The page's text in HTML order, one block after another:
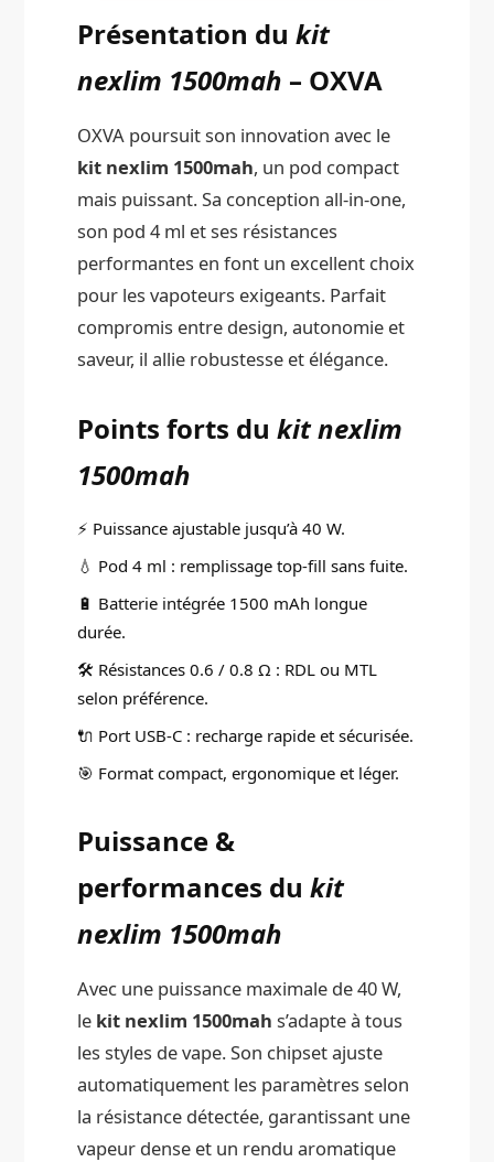
Présentation dukit
nexlim 1500mah – OXVA
OXVA poursuit son innovation avec le
kit nexlim 1500mah, un pod compact
mais puissant. Sa conception all-in-one,
son pod 4 ml et ses résistances
performantes en font un excellent choix
pour les vapoteurs exigeants. Parfait
compromis entre design, autonomie et
saveur, il allie robustesse et élégance.
Points forts dukit nexlim
1500mah
⚡ Puissance ajustable jusqu’à 40 W.
💧 Pod 4 ml : remplissage top-fill sans fuite.
🔋 Batterie intégrée 1500 mAh longue
durée.
🛠️ Résistances 0.6 / 0.8 Ω : RDL ou MTL
selon préférence.
🔌 Port USB-C : recharge rapide et sécurisée.
🎯 Format compact, ergonomique et léger.
Puissance &
performances dukit
nexlim 1500mah
Avec une puissance maximale de 40 W,
le kit nexlim 1500mah s’adapte à tous
les styles de vape. Son chipset ajuste
automatiquement les paramètres selon
la résistance détectée, garantissant une
vapeur dense et un rendu aromatique